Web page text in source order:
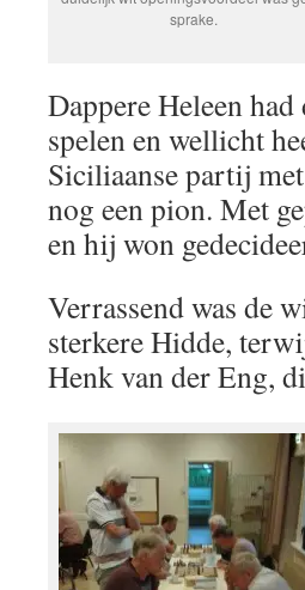
sprake.
Dappere Heleen
spelen en wellicht
Siciliaanse partij
nog een pion. Met
en hij won
Verrassend was de
sterkere Hidde,
Henk van der Eng,